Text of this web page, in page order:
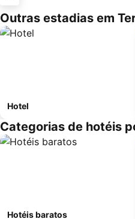
Outras estadias em
Hotel
Categorias de hotéis
Hotéis baratos